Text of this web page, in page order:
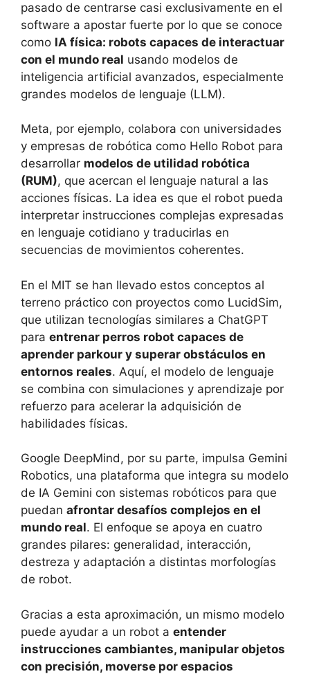
pasado de centrarse casi exclusivamente en el
software a apostar fuerte por lo que se conoce
como IA física: robots capaces de interactuar
con el mundo real usando modelos de
inteligencia artificial avanzados, especialmente
grandes modelos de lenguaje (LLM).
Meta, por ejemplo, colabora con universidades
y empresas de robótica como Hello Robot para
desarrollar modelos de utilidad robótica
(RUM), que acercan el lenguaje natural a las
acciones físicas. La idea es que el robot pueda
interpretar instrucciones complejas expresadas
en lenguaje cotidiano y traducirlas en
secuencias de movimientos coherentes.
En el MIT se han llevado estos conceptos al
terreno práctico con proyectos como LucidSim,
que utilizan tecnologías similares a ChatGPT
para entrenar perros robot capaces de
aprender parkour y superar obstáculos en
entornos reales. Aquí, el modelo de lenguaje
se combina con simulaciones y aprendizaje por
refuerzo para acelerar la adquisición de
habilidades físicas.
Google DeepMind, por su parte, impulsa Gemini
Robotics, una plataforma que integra su modelo
de IA Gemini con sistemas robóticos para que
puedan afrontar desafíos complejos en el
mundo real. El enfoque se apoya en cuatro
grandes pilares: generalidad, interacción,
destreza y adaptación a distintas morfologías
de robot.
Gracias a esta aproximación, un mismo modelo
puede ayudar a un robot a entender
instrucciones cambiantes, manipular objetos
con precisión, moverse por espacios